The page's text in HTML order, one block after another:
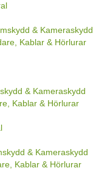
& Kameraskydd
Kablar & Hörlurar
& Kameraskydd
Kablar & Hörlurar
& Kameraskydd
Kablar & Hörlurar